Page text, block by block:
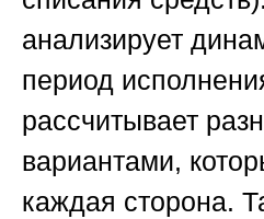
анализирует
период
рассчитывает
вариантами,
каждая сторона.